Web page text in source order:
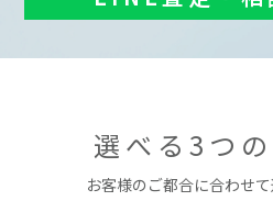
選べる3つ
お客様のご都合に合わせ